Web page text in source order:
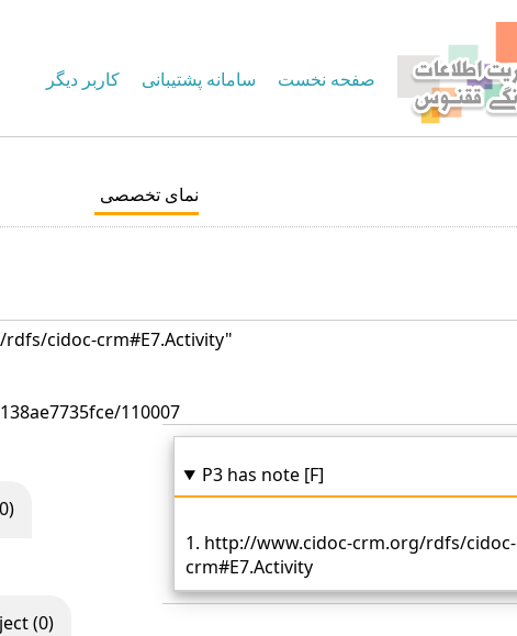
صفحه نخست سامانه پشتیبانی کاربر دیگر
نمای تخصصی
cidoc-crm#E7.Activity"
110007
(0)
P3 has note [F]
1. http://www.cidoc-crm.org/rdfs/cidoc-
crm#E7.Activity